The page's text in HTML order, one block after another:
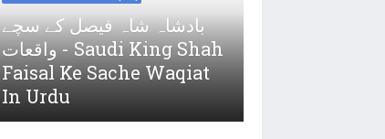
بادشاہ شاہ فیصل کے سچے
واقعات - Saudi King Shah
Faisal Ke Sache Waqiat
In Urdu